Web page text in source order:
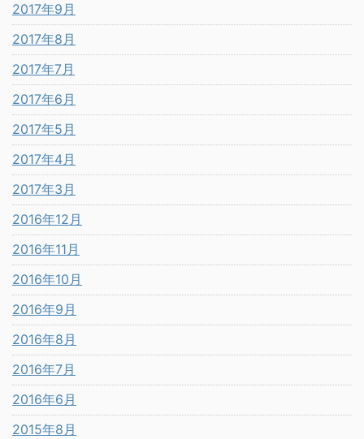
2017年9月
2017年8月
2017年7月
2017年6月
2017年5月
2017年4月
2017年3月
2016年12月
2016年11月
2016年10月
2016年9月
2016年8月
2016年7月
2016年6月
2015年8月